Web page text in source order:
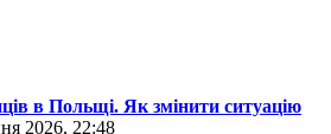
в Польщі. Як змінити ситуацію
2026, 22:48